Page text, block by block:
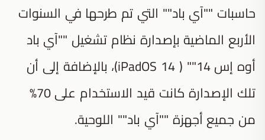
حاسبات ""آي باد"" التي تم طرحها في السنوات
الأربع الماضية بإصدارة نظام تشغيل ""آي باد
أوه إس 14"" ( iPadOS 14)، بالإضافة إلى أن
تلك الإصدارة كانت قيد الاستخدام على 70%
من جميع أجهزة ""آي باد"" اللوحية.